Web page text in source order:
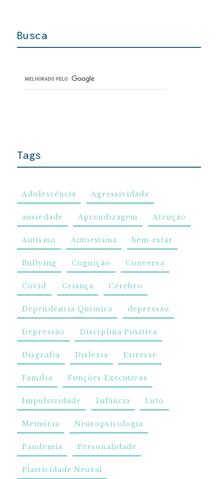
Busca
Tags
Adolescência Agressividade
ansiedade Aprendizagem Atenção
Autismo Autoestima bem-estar
Bullying Cognição Conversa
Covid Criança Cérebro
Dependência Química depressao
Depressão Disciplina Positiva
Disgrafia Dislexia Estresse
Família Funções Executivas
Impulsividade Infância Luto
Memória Neuropsicologia
Pandemia Personalidade
Plasticidade Neural